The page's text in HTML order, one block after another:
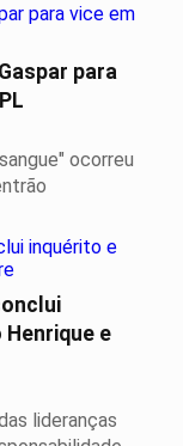
para
ocorreu
e
lideranças